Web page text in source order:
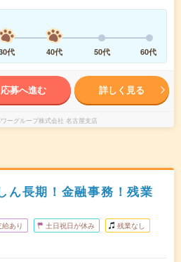
代 40代 50代 60代
応募へ進む 詳しく見る
ーグループ株式会社 名古屋支店
ん長期！金融事務！残業
あり 土日祝日が休み 残業なし